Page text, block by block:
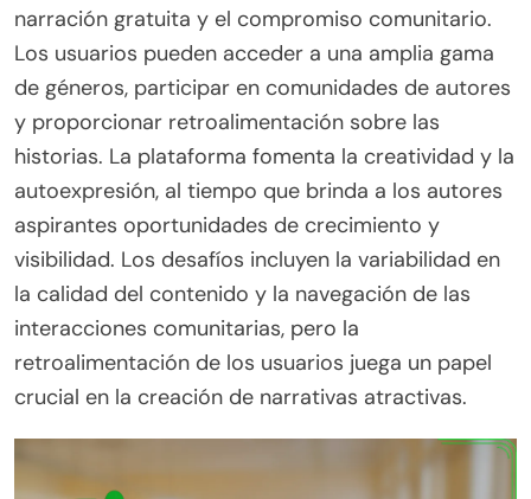
narración gratuita y el compromiso comunitario.
Los usuarios pueden acceder a una amplia gama
de géneros, participar en comunidades de autores
y proporcionar retroalimentación sobre las
historias. La plataforma fomenta la creatividad y la
autoexpresión, al tiempo que brinda a los autores
aspirantes oportunidades de crecimiento y
visibilidad. Los desafíos incluyen la variabilidad en
la calidad del contenido y la navegación de las
interacciones comunitarias, pero la
retroalimentación de los usuarios juega un papel
crucial en la creación de narrativas atractivas.